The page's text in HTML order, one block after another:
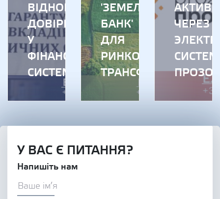
ВІДНОВЛЕННЯ
ДОВІРИ
У
ФІНАНСОВУ
СИСТЕМУ
'ЗЕМЕЛЬНИЙ
БАНК'
ДЛЯ
РИНКОВОЇ
ТРАНСФОРМАЦІЇ
ЧЕРЕЗ
У ВАС Є ПИТАННЯ?
Напишіть нам